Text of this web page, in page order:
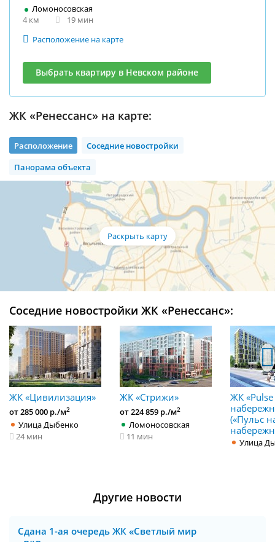
Ломоносовская
4 км
19 мин
Расположение на карте
Выбрать квартиру в Невском районе
ЖК «Ренессанс» на карте:
Расположение
Соседние новостройки
Панорама объекта
Соседние новостройки ЖК «Ренессанс»:
ЖК «Цивилизация»
от 285 000 р./м2
Улица Дыбенко
24 мин
ЖК «Стрижи»
от 224 859 р./м2
Ломоносовская
11 мин
ЖК
(«Пульс
Улица
Другие новости
Сдана 1-ая очередь ЖК «Светлый мир